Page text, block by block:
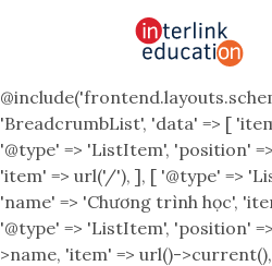
'BreadcrumbList', 'data' => [
'@type' => 'ListItem', 'position'
'item' => url('/'), ], [ '@type' =>
'name' => 'Chương trình học',
'@type' => 'ListItem', 'position'
>name, 'item' => url()-